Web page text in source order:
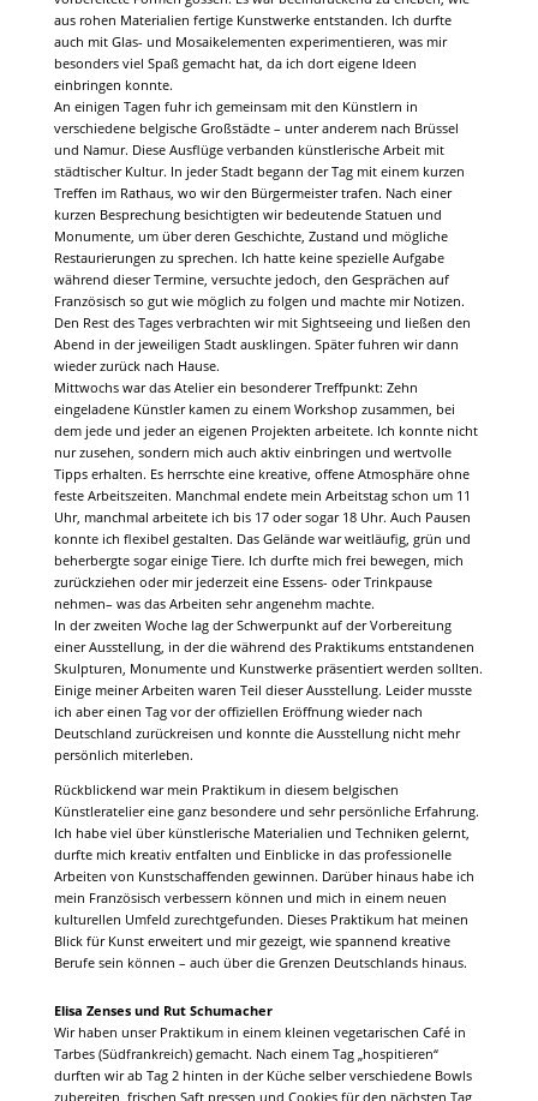
aus rohen Materialien fertige Kunstwerke entstanden. Ich durfte
auch mit Glas- und Mosaikelementen experimentieren, was mir
besonders viel Spaß gemacht hat, da ich dort eigene Ideen
einbringen konnte.
An einigen Tagen fuhr ich gemeinsam mit den Künstlern in
verschiedene belgische Großstädte – unter anderem nach Brüssel
und Namur. Diese Ausflüge verbanden künstlerische Arbeit mit
städtischer Kultur. In jeder Stadt begann der Tag mit einem kurzen
Treffen im Rathaus, wo wir den Bürgermeister trafen. Nach einer
kurzen Besprechung besichtigten wir bedeutende Statuen und
Monumente, um über deren Geschichte, Zustand und mögliche
Restaurierungen zu sprechen. Ich hatte keine spezielle Aufgabe
während dieser Termine, versuchte jedoch, den Gesprächen auf
Französisch so gut wie möglich zu folgen und machte mir Notizen.
Den Rest des Tages verbrachten wir mit Sightseeing und ließen den
Abend in der jeweiligen Stadt ausklingen. Später fuhren wir dann
wieder zurück nach Hause.
Mittwochs war das Atelier ein besonderer Treffpunkt: Zehn
eingeladene Künstler kamen zu einem Workshop zusammen, bei
dem jede und jeder an eigenen Projekten arbeitete. Ich konnte nicht
nur zusehen, sondern mich auch aktiv einbringen und wertvolle
Tipps erhalten. Es herrschte eine kreative, offene Atmosphäre ohne
feste Arbeitszeiten. Manchmal endete mein Arbeitstag schon um 11
Uhr, manchmal arbeitete ich bis 17 oder sogar 18 Uhr. Auch Pausen
konnte ich flexibel gestalten. Das Gelände war weitläufig, grün und
beherbergte sogar einige Tiere. Ich durfte mich frei bewegen, mich
zurückziehen oder mir jederzeit eine Essens- oder Trinkpause
nehmen– was das Arbeiten sehr angenehm machte.
In der zweiten Woche lag der Schwerpunkt auf der Vorbereitung
einer Ausstellung, in der die während des Praktikums entstandenen
Skulpturen, Monumente und Kunstwerke präsentiert werden sollten.
Einige meiner Arbeiten waren Teil dieser Ausstellung. Leider musste
ich aber einen Tag vor der offiziellen Eröffnung wieder nach
Deutschland zurückreisen und konnte die Ausstellung nicht mehr
persönlich miterleben.
Rückblickend war mein Praktikum in diesem belgischen
Künstleratelier eine ganz besondere und sehr persönliche Erfahrung.
Ich habe viel über künstlerische Materialien und Techniken gelernt,
durfte mich kreativ entfalten und Einblicke in das professionelle
Arbeiten von Kunstschaffenden gewinnen. Darüber hinaus habe ich
mein Französisch verbessern können und mich in einem neuen
kulturellen Umfeld zurechtgefunden. Dieses Praktikum hat meinen
Blick für Kunst erweitert und mir gezeigt, wie spannend kreative
Berufe sein können – auch über die Grenzen Deutschlands hinaus.
Elisa Zenses und Rut Schumacher
Wir haben unser Praktikum in einem kleinen vegetarischen Café in
Tarbes (Südfrankreich) gemacht. Nach einem Tag „hospitieren“
durften wir ab Tag 2 hinten in der Küche selber verschiedene Bowls
zubereiten, frischen Saft pressen und Cookies für den nächsten Tag